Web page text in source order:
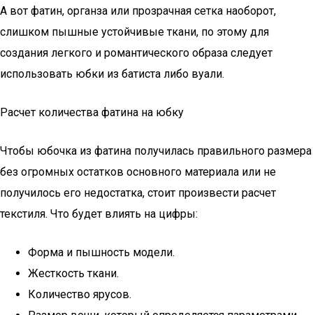
А вот фатин, органза или прозрачная сетка наоборот,
слишком пышные устойчивые ткани, по этому для
создания легкого и романтического образа следует
использовать юбки из батиста либо вуали.
Расчет количества фатина на юбку
Чтобы юбочка из фатина получилась правильного размера
без огромных остатков основного материала или не
получилось его недостатка, стоит произвести расчет
текстиля. Что будет влиять на цифры:
Форма и пышность модели.
Жесткость ткани.
Количество ярусов.